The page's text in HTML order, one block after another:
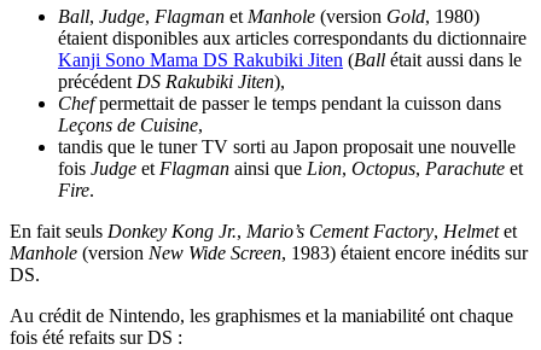
Ball, Judge, Flagman et Manhole (version Gold, 1980)
étaient disponibles aux articles correspondants du dictionnaire
Kanji Sono Mama DS Rakubiki Jiten (Ball était aussi dans le
précédent DS Rakubiki Jiten),
Chefpermettait de passer le temps pendant la cuisson dans
Leçons de Cuisine,
tandis que le tuner TV sorti au Japon proposait une nouvelle
fois Judge et Flagman ainsi que Lion, Octopus, Parachute et
Fire.
En fait seuls Donkey Kong Jr., Mario’s Cement Factory, Helmetet
Manhole (version New Wide Screen, 1983) étaient encore inédits sur
DS.
Au crédit de Nintendo, les graphismes et la maniabilité ont chaque
fois été refaits sur DS :